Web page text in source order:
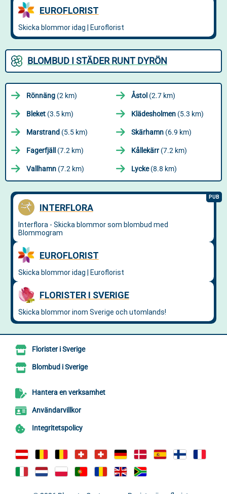
BLOMBUD I STÄDER RUNT DYRÖN
Rönnäng (2 km) Åstol (2.7 km)
Bleket (3.5 km) Klädesholmen (5.3 km)
Marstrand (5.5 km) Skärhamn (6.9 km)
Fagerfjäll (7.2 km) Kållekärr(7.2 km)
Vallhamn (7.2 km) Lycke(8.8 km)
Florister i Sverige
Blombud i Sverige
Hantera en verksamhet
Användarvillkor
Integritetspolicy